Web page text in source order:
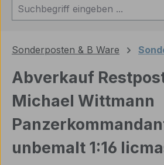
Sonderposten & B Ware
Abverkauf
Michael Wittmann
unbemalt 1:16